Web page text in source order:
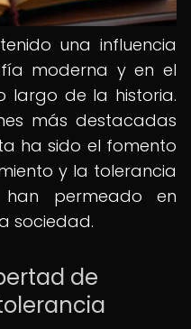
una influencia
moderna y en el
largo de la historia.
más destacadas
ha sido el fomento
y la tolerancia
han permeado en
sociedad.
de